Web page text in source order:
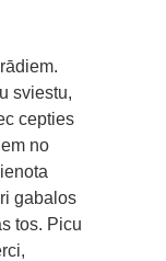
sviestu,
cepties
no
gabalos
tos. Picu